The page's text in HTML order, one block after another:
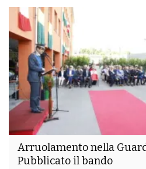
Arruolamento nella
Pubblicato il bando